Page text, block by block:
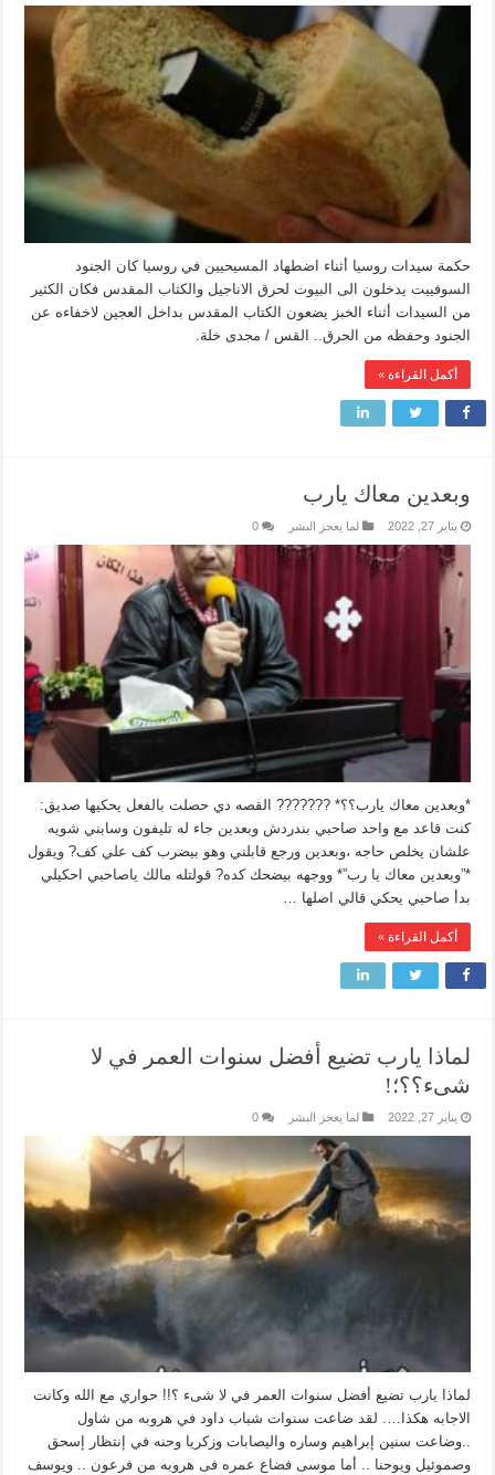
حكمة سيدات روسيا أثناء اضطهاد المسيحيين في روسيا كان الجنود
السوفييت يدخلون الى البيوت لحرق الاناجيل والكتاب المقدس فكان الكثير
من السيدات أثناء الخبز يضعون الكتاب المقدس بداخل العجين لاخفاءه عن
الجنود وحفظه من الحرق.. القس / مجدى خلة.
أكمل القراءة »
وبعدين معاك يارب
يناير 27, 2022 لما يعجز البشر 0
*وبعدين معاك يارب؟؟* ??????? القصه دي حصلت بالفعل يحكيها صديق:
كنت قاعد مع واحد صاحبي بندردش وبعدين جاء له تليفون وسابني شويه
علشان يخلص حاجه ،وبعدين ورجع قابلني وهو بيضرب كف علي كف? ويقول
*”وبعدين معاك يا رب”* ووجهه بيضحك كده? قولتله مالك ياصاحبي احكيلي
بدأ صاحبي يحكي قالي اصلها …
أكمل القراءة »
لماذا يارب تضيع أفضل سنوات العمر في لا
شىء؟؟؛!
يناير 27, 2022 لما يعجز البشر 0
لماذا يارب تضيع أفضل سنوات العمر في لا شىء ؟!! حواري مع الله وكانت
الاجابه هكذا…. لقد ضاعت سنوات شباب داود في هروبه من شاول
..وضاعت سنين إبراهيم وساره واليصابات وزكريا وحنه في إنتظار إسحق
وصموئيل ويوحنا .. أما موسى فضاع عمره فى هروبه من فرعون .. ويوسف